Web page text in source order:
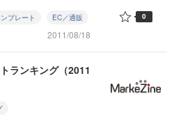
プレート EC／通販
2011/08/18
0
ランキング（2011